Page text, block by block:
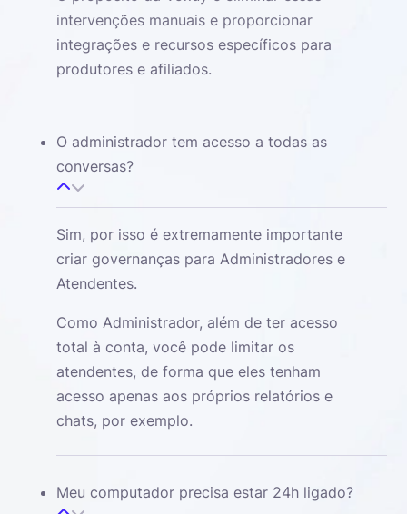
intervenções manuais e proporcionar
integrações e recursos específicos para
produtores e afiliados.
O administrador tem acesso a todas as
conversas?
Sim, por isso é extremamente importante
criar governanças para Administradores e
Atendentes.
Como Administrador, além de ter acesso
total à conta, você pode limitar os
atendentes, de forma que eles tenham
acesso apenas aos próprios relatórios e
chats, por exemplo.
Meu computador precisa estar 24h ligado?